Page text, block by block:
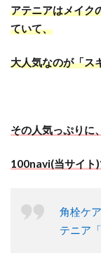
アテニアはメイク
ていて、
大人気なのが「ス
その人気っぷりに、
100navi(当サイト)
角栓ケ
テニア